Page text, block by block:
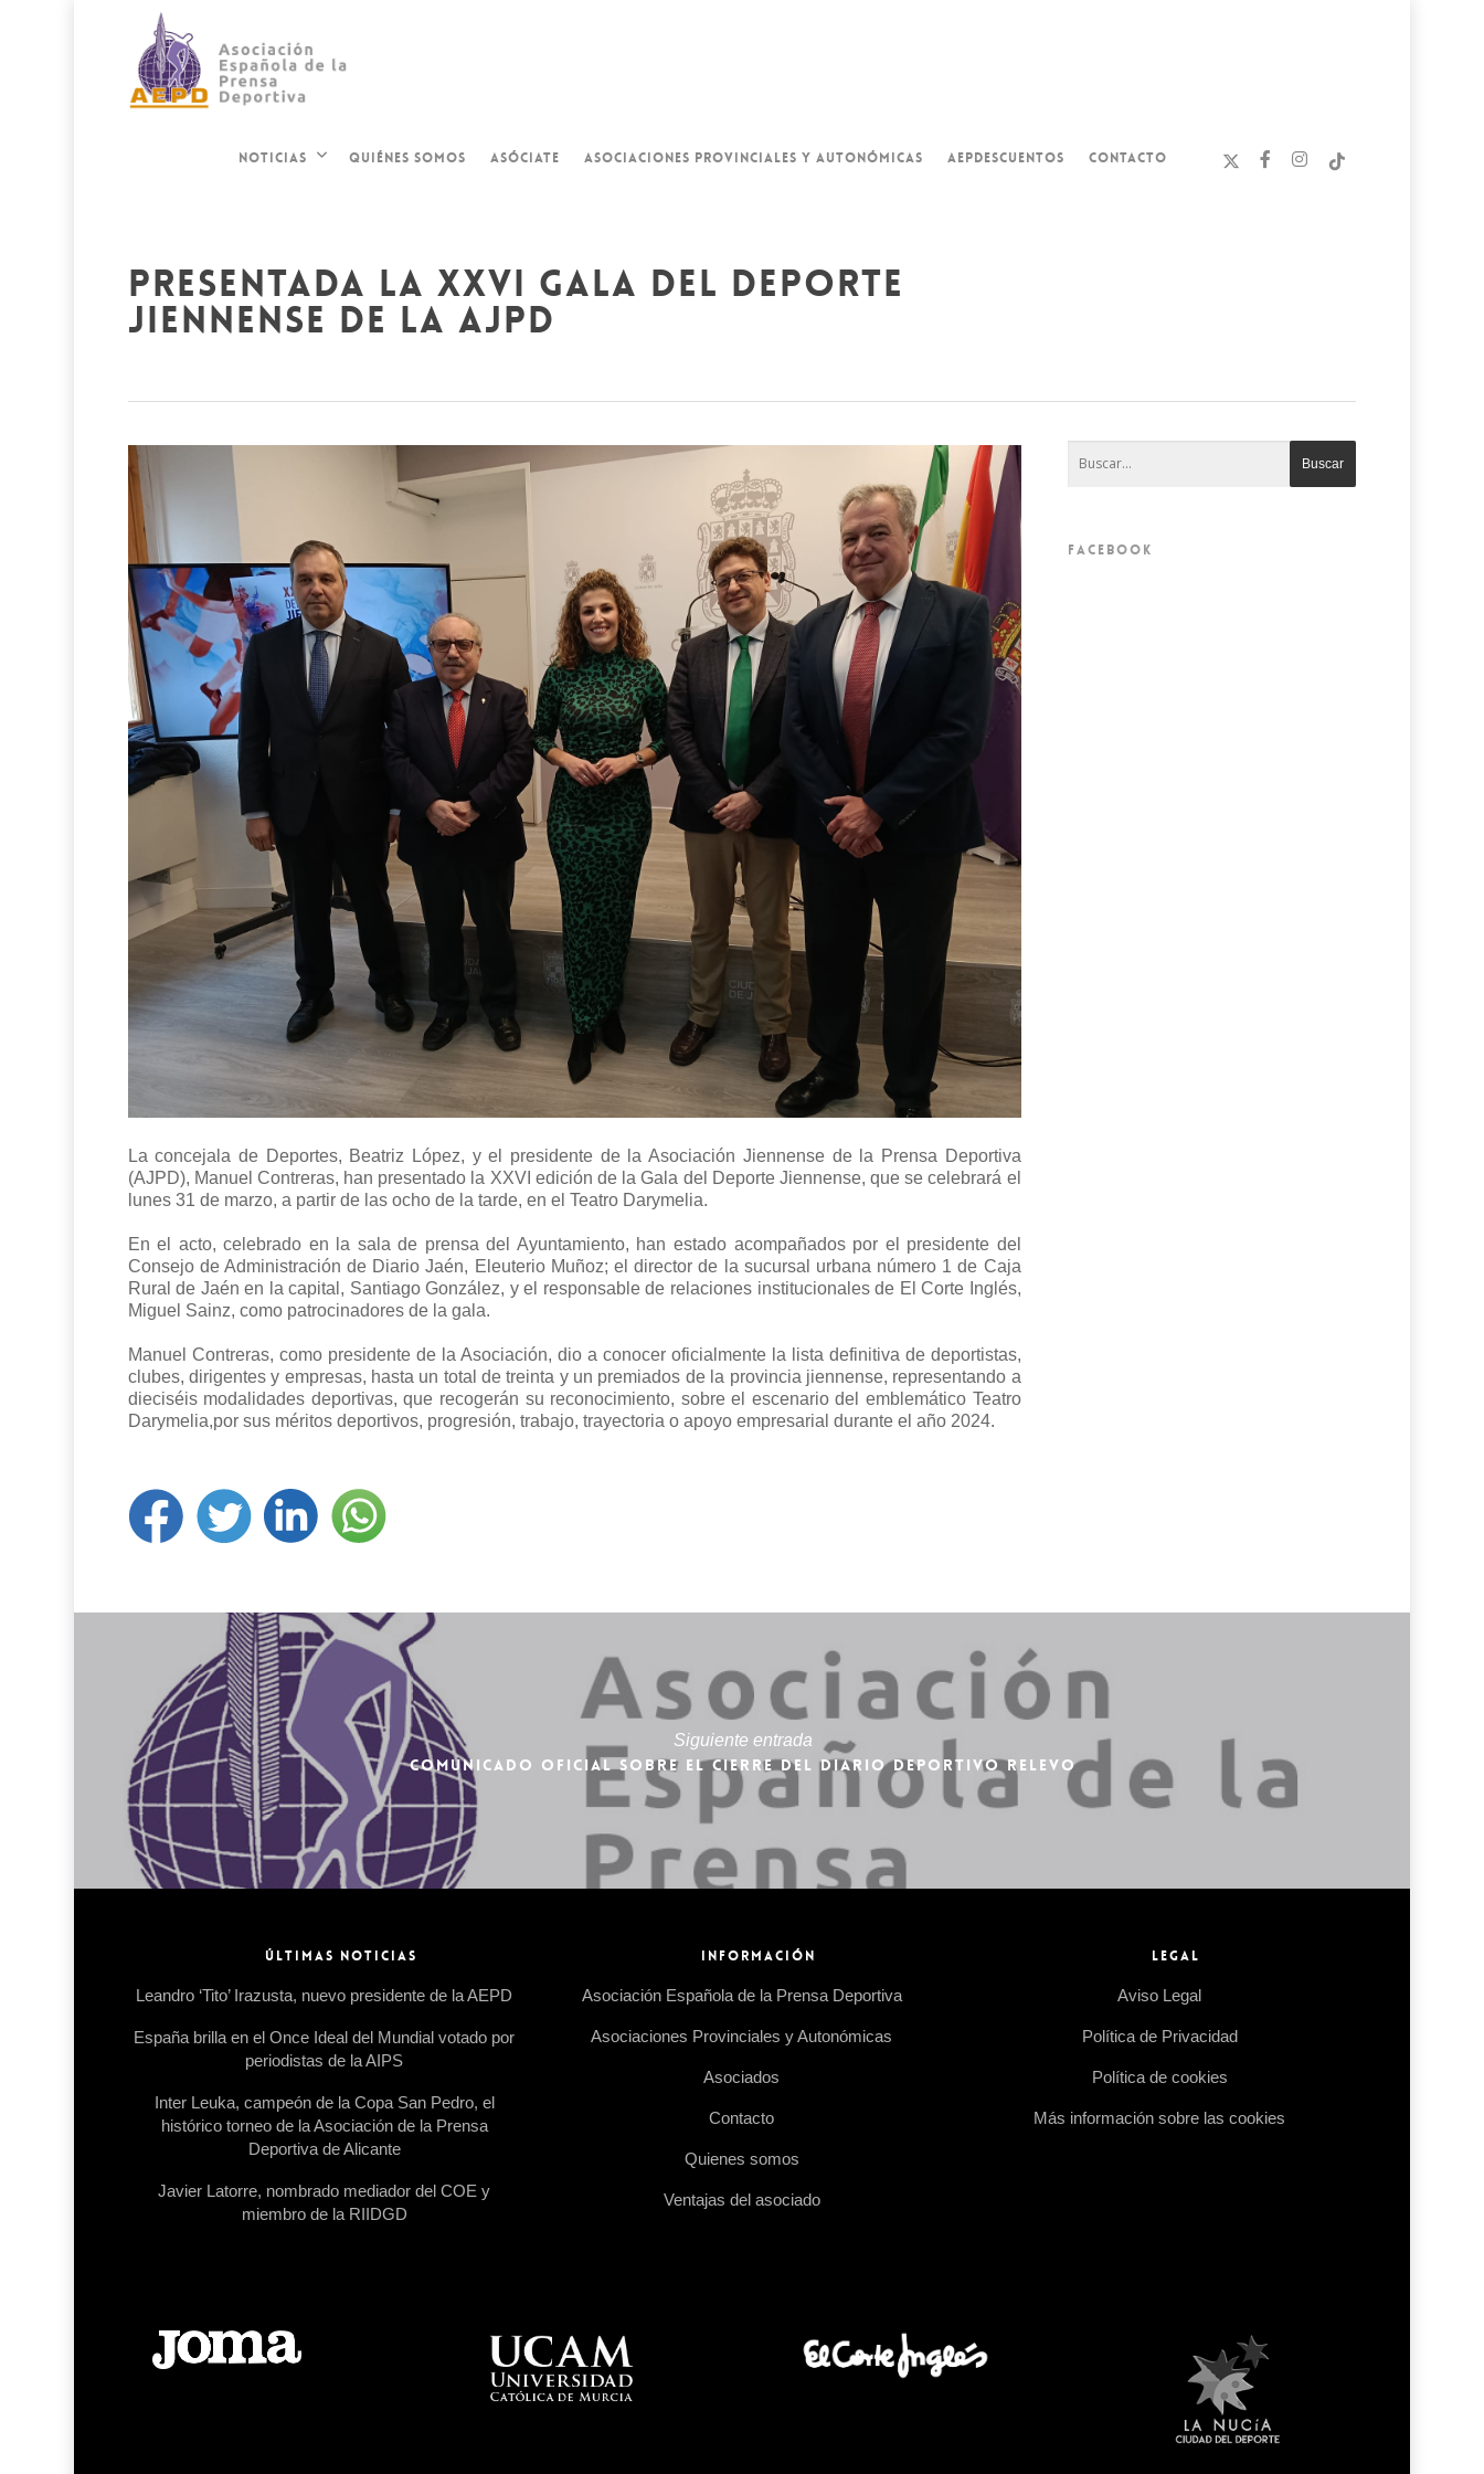
NOTICIAS QUIÉNES SOMOS ASÓCIATE ASOCIACIONES PROVINCIALES Y AUTONÓMICAS AEPDESCUENTOS CONTACTO
presentada la xxvi gala del deporte
jiennense de la ajpd
La concejala de Deportes, Beatriz López, y el presidente de la Asociación Jiennense de la Prensa Deportiva
(AJPD), Manuel Contreras, han presentado la XXVI edición de la Gala del Deporte Jiennense, que se celebrará el
lunes 31 de marzo, a partir de las ocho de la tarde, en el Teatro Darymelia.
En el acto, celebrado en la sala de prensa del Ayuntamiento, han estado acompañados por el presidente del
Consejo de Administración de Diario Jaén, Eleuterio Muñoz; el director de la sucursal urbana número 1 de Caja
Rural de Jaén en la capital, Santiago González, y el responsable de relaciones institucionales de El Corte Inglés,
Miguel Sainz, como patrocinadores de la gala.
Manuel Contreras, como presidente de la Asociación, dio a conocer oficialmente la lista definitiva de deportistas,
clubes, dirigentes y empresas, hasta un total de treinta y un premiados de la provincia jiennense, representando a
dieciséis modalidades deportivas, que recogerán su reconocimiento, sobre el escenario del emblemático Teatro
Darymelia,por sus méritos deportivos, progresión, trabajo, trayectoria o apoyo empresarial durante el año 2024.
FACEBOOK
Siguiente entrada
COMUNICADO OFICIAL SOBRE EL CIERRE DEL DIARIO DEPORTIVO RELEVO
ÚLTIMAS NOTICIAS
Leandro ‘Tito’ Irazusta, nuevo presidente de la AEPD
España brilla en el Once Ideal del Mundial votado por
periodistas de la AIPS
Inter Leuka, campeón de la Copa San Pedro, el
histórico torneo de la Asociación de la Prensa
Deportiva de Alicante
Javier Latorre, nombrado mediador del COE y
miembro de la RIIDGD
INFORMACIÓN
Asociación Española de la Prensa Deportiva
Asociaciones Provinciales y Autonómicas
Asociados
Contacto
Quienes somos
Ventajas del asociado
LEGAL
Aviso Legal
Política de Privacidad
Política de cookies
Más información sobre las cookies